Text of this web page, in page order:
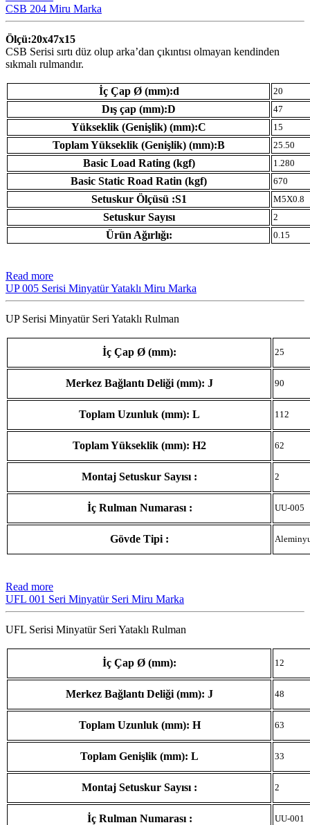
CSB 204 Miru Marka
Ölçü:20x47x15
CSB Serisi sırtı düz olup arka’dan çıkıntısı olmayan kendinden
sıkmalı rulmandır.
İç Çap Ø (mm):d 20
Dış çap (mm):D 47
Yükseklik (Genişlik) (mm):C 15
Toplam Yükseklik (Genişlik) (mm):B 25.50
Basic Load Rating (kgf) 1.280
Basic Static Road Ratin (kgf) 670
Setuskur Ölçüsü :S1 M5X0.8
Setuskur Sayısı 2
Ürün Ağırlığı: 0.15
Read more
UP 005 Serisi Minyatür Yataklı Miru Marka
UP Serisi Minyatür Seri Yataklı Rulman
İç Çap Ø (mm): 25
Merkez Bağlantı Deliği (mm): J 90
Toplam Uzunluk (mm): L 112
Toplam Yükseklik (mm): H2 62
Montaj Setuskur Sayısı : 2
İç Rulman Numarası : UU-005
Gövde Tipi :
Read more
UFL 001 Seri Minyatür Seri Miru Marka
UFL Serisi Minyatür Seri Yataklı Rulman
İç Çap Ø (mm): 12
Merkez Bağlantı Deliği (mm): J 48
Toplam Uzunluk (mm): H 63
Toplam Genişlik (mm): L 33
Montaj Setuskur Sayısı : 2
İç Rulman Numarası : UU-001